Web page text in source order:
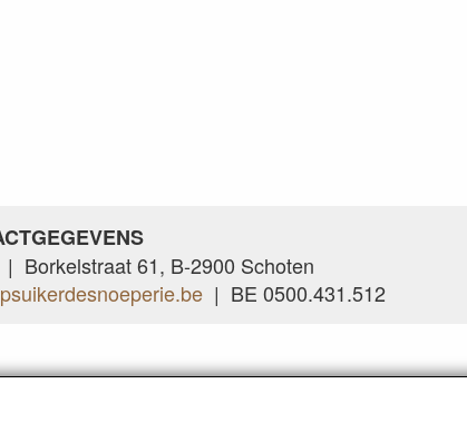
Borkelstraat 61, B-2900 Schoten
| BE 0500.431.512